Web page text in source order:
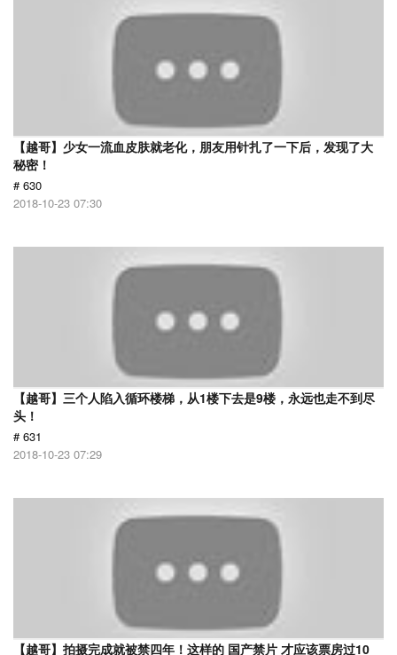
【越哥】少女一流血皮肤就老化，朋友用针扎了一下后，发现了大
秘密！
# 630
2018-10-23 07:30
【越哥】三个人陷入循环楼梯，从1楼下去是9楼，永远也走不到尽
头！
# 631
2018-10-23 07:29
【越哥】拍摄完成就被禁四年！这样的 国产禁片 才应该票房过10